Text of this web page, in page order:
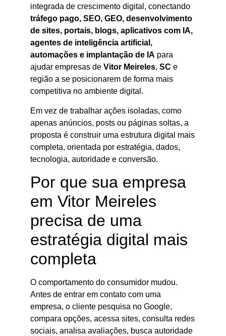
integrada de crescimento digital, conectando
tráfego pago, SEO, GEO, desenvolvimento
de sites, portais, blogs, aplicativos com IA,
agentes de inteligência artificial,
automações e implantação de IA para
ajudar empresas de Vitor Meireles, SC e
região a se posicionarem de forma mais
competitiva no ambiente digital.
Em vez de trabalhar ações isoladas, como
apenas anúncios, posts ou páginas soltas, a
proposta é construir uma estrutura digital mais
completa, orientada por estratégia, dados,
tecnologia, autoridade e conversão.
Por que sua empresa
em Vitor Meireles
precisa de uma
estratégia digital mais
completa
O comportamento do consumidor mudou.
Antes de entrar em contato com uma
empresa, o cliente pesquisa no Google,
compara opções, acessa sites, consulta redes
sociais, analisa avaliações, busca autoridade